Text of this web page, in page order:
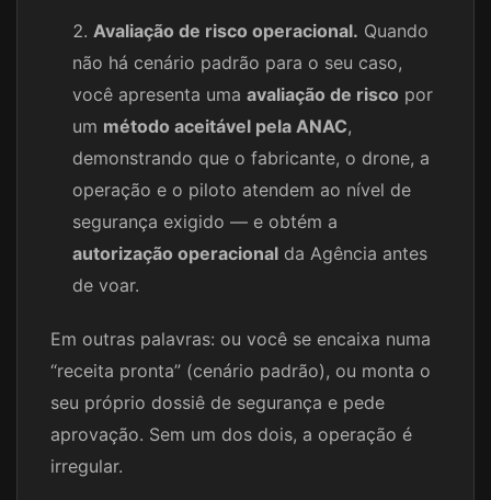
Avaliação de risco operacional. Quando
não há cenário padrão para o seu caso,
você apresenta uma avaliação de risco por
um método aceitável pela ANAC,
demonstrando que o fabricante, o drone, a
operação e o piloto atendem ao nível de
segurança exigido — e obtém a
autorização operacional da Agência antes
de voar.
Em outras palavras: ou você se encaixa numa
“receita pronta” (cenário padrão), ou monta o
seu próprio dossiê de segurança e pede
aprovação. Sem um dos dois, a operação é
irregular.